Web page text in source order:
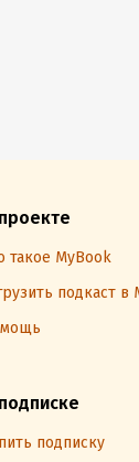
такое MyBook
подкаст в
подписку